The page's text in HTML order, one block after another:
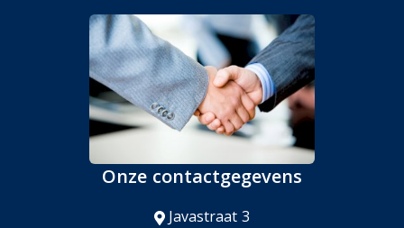
Onze contactgegevens
Javastraat 3